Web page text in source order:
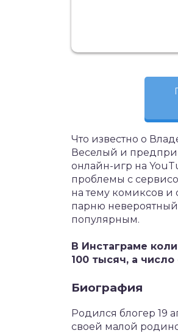
Что известно о
Веселый и
онлайн-игр на
проблемы с
на тему комиксов и
парню невероятный
популярным.
В Инстаграме
100 тысяч, а
Биография
Родился блогер 19
своей малой